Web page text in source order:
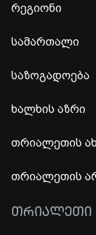
რეგიონი
სამართალი
საზოგადოება
ხალხის აზრი
თრიალეთის
თრიალეთის
ᲗᲠᲘᲐᲚᲔᲗᲘ